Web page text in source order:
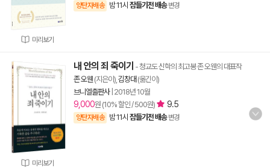
미리보기
양탄자배송 밤 11시 잠들기전 배송 변경
미리보기
내 안의 죄 죽이기 - 청교도 신학의 최고봉 존 오웬의 대표작
존 오웬 (지은이), 김창대 (옮긴이)
브니엘출판사| 2018년 10월
9,000원 (10% 할인 / 500원) 9.5
양탄자배송 밤 11시 잠들기전 배송 변경